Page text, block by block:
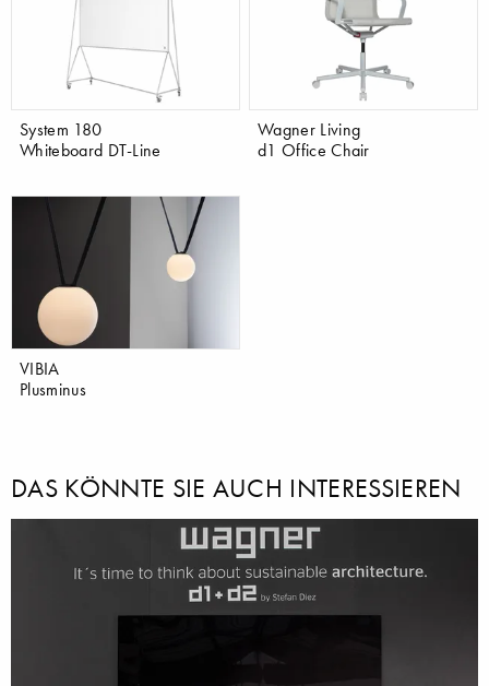
System 180
Whiteboard DT-Line
Wagner Living
d1 Office Chair
VIBIA
Plusminus
DAS KÖNNTE SIE AUCH INTERESSIEREN